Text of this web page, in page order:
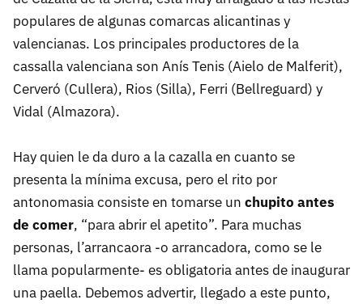
populares de algunas comarcas alicantinas y
valencianas. Los principales productores de la
cassalla valenciana son Anís Tenis (Aielo de Malferit),
Cerveró (Cullera), Rios (Silla), Ferri (Bellreguard) y
Vidal (Almazora).
Hay quien le da duro a la cazalla en cuanto se
presenta la mínima excusa, pero el rito por
antonomasia consiste en tomarse un chupito antes
de comer, “para abrir el apetito”. Para muchas
personas, l’arrancaora -o arrancadora, como se le
llama popularmente- es obligatoria antes de inaugurar
una paella. Debemos advertir, llegado a este punto,